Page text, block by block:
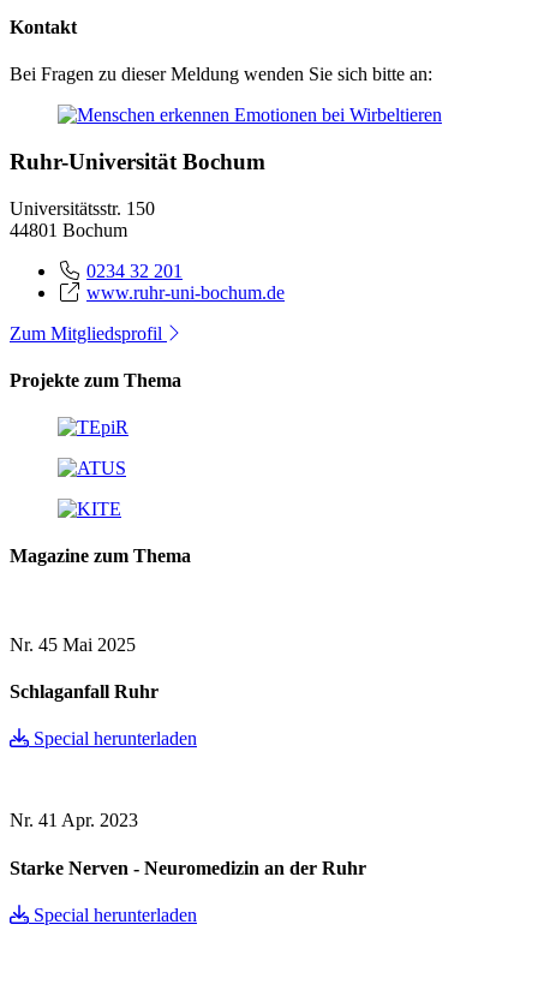
Kontakt
Bei Fragen zu dieser Meldung wenden Sie sich bitte an:
Ruhr-Universität Bochum
Universitätsstr. 150
44801 Bochum
0234 32 201
www.ruhr-uni-bochum.de
Zum Mitgliedsprofil
Projekte zum Thema
Magazine zum Thema
Nr. 45 Mai 2025
Schlaganfall Ruhr
Special herunterladen
Nr. 41 Apr. 2023
Starke Nerven - Neuromedizin an der Ruhr
Special herunterladen